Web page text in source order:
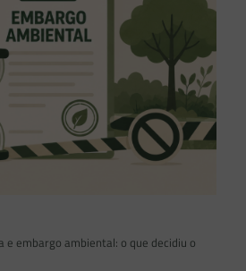
embargo ambiental: o que decidiu o